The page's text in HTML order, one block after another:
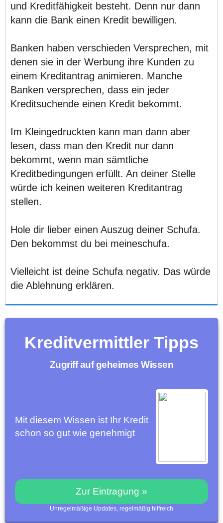
und Kreditfähigkeit besteht. Denn nur dann
kann die Bank einen Kredit bewilligen.
Banken haben verschieden Versprechen, mit
denen sie in der Werbung ihre Kunden zu
einem Kreditantrag animieren. Manche
Banken versprechen, dass ein jeder
Kreditsuchende einen Kredit bekommt.
Im Kleingedruckten kann man dann aber
lesen, dass man den Kredit nur dann
bekommt, wenn man sämtliche
Kreditbedingungen erfüllt. An deiner Stelle
würde ich keinen weiteren Kreditantrag
stellen.
Hole dir lieber einen Auszug deiner Schufa.
Den bekommst du bei meineschufa.
Vielleicht ist deine Schufa negativ. Das würde
die Ablehnung erklären.
Kreditvermittler Tipps
Zugriff auf geheimes Wissen
Mit diesem Wissen ist Ihr Kredit
schon so gut wie genehmigt
Zur Eintragung »
Unregelmäßige Updates, regelmäßig hilfreich